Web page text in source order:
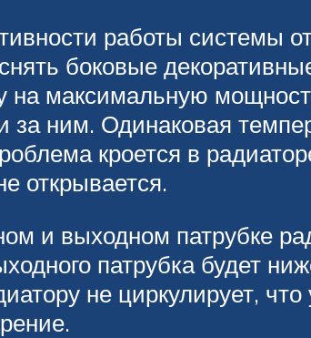
работы системы
боковые
на максимальную
ним. Одинаковая
кроется в
открывается.
и выходном патрубке
патрубка будет
не циркулирует,